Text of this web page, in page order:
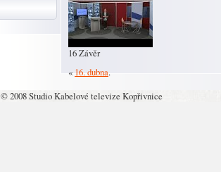
16 Závěr
« 16. dubna.
© 2008 Studio Kabelové televize Kopřivnice